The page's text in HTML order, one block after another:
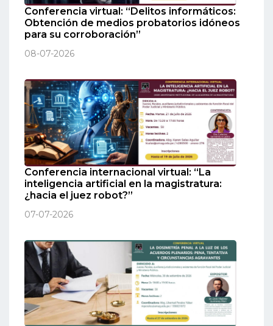
Conferencia virtual: “Delitos informáticos:
Obtención de medios probatorios idóneos
para su corroboración”
08-07-2026
Conferencia internacional virtual: “La
inteligencia artificial en la magistratura:
¿hacia el juez robot?”
07-07-2026